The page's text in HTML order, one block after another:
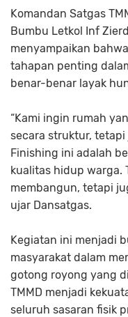
Komandan Satgas
Bumbu Letkol Inf
menyampaikan
tahapan penting
benar-benar layak
“Kami ingin rumah
secara struktur,
Finishing ini adalah
kualitas hidup warga.
membangun, tetapi
ujar Dansatgas.
Kegiatan ini menjadi
masyarakat dalam
gotong royong yang
TMMD menjadi
seluruh sasaran fisik